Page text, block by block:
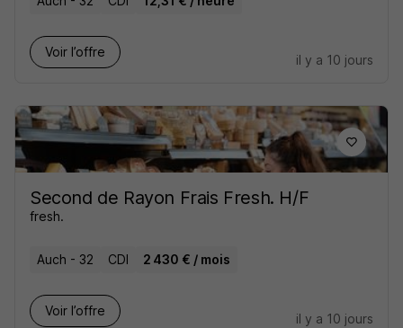
Voir l’offre
il y a 10 jours
Second de Rayon Frais Fresh. H/F
fresh.
Auch - 32 CDI 2 430 € / mois
Voir l’offre
il y a 10 jours